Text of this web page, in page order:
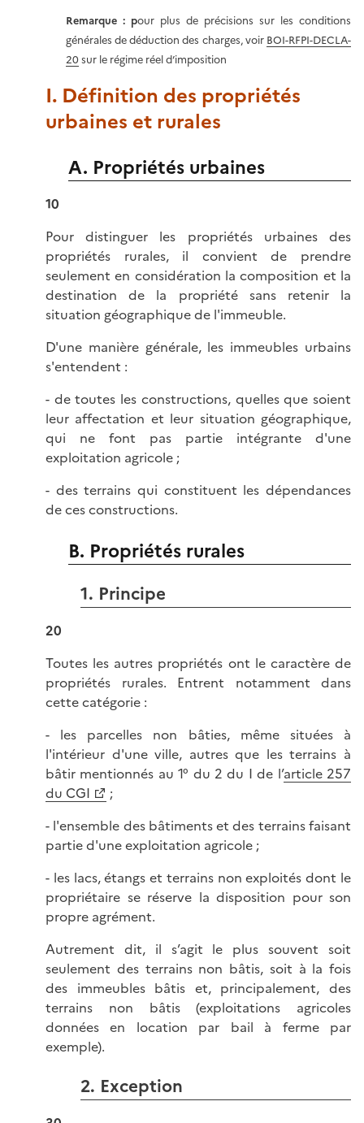
Remarque : pour plus de précisions sur les conditions
générales de déduction des charges, voir BOI-RFPI-DECLA-
20sur le régime réel d’imposition
I. Définition des propriétés
urbaines et rurales
A. Propriétés urbaines
10
Pour distinguer les propriétés urbaines des
propriétés rurales, il convient de prendre
seulement en considération la composition et la
destination de la propriété sans retenir la
situation géographique de l'immeuble.
D'une manière générale, les immeubles urbains
s'entendent :
- de toutes les constructions, quelles que soient
leur affectation et leur situation géographique,
qui ne font pas partie intégrante d'une
exploitation agricole ;
- des terrains qui constituent les dépendances
de ces constructions.
B. Propriétés rurales
1. Principe
20
Toutes les autres propriétés ont le caractère de
propriétés rurales. Entrent notamment dans
cette catégorie :
- les parcelles non bâties, même situées à
l'intérieur d'une ville, autres que les terrains à
bâtir mentionnés au 1° du 2 du I de l’article 257
du CGI
;
- l'ensemble des bâtiments et des terrains faisant
partie d'une exploitation agricole ;
- les lacs, étangs et terrains non exploités dont le
propriétaire se réserve la disposition pour son
propre agrément.
Autrement dit, il s’agit le plus souvent soit
seulement des terrains non bâtis, soit à la fois
des immeubles bâtis et, principalement, des
terrains non bâtis (exploitations agricoles
données en location par bail à ferme par
exemple).
2. Exception